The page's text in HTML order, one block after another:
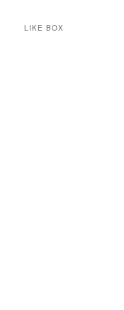
LIKE BOX